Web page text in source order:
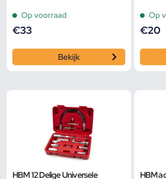
Op voorraad
€33
Bekijk
Op
€20
HBM 12 Delige Universele
HBM